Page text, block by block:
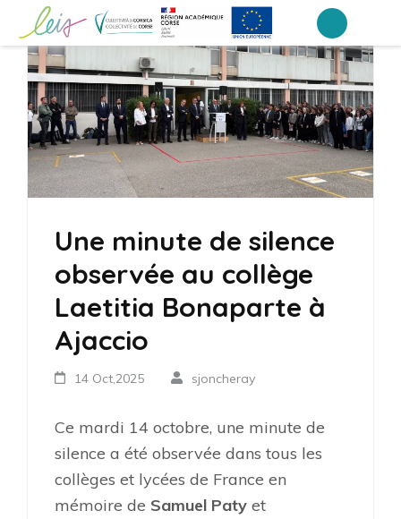
contenu
(Pressez
Entrée)
Collège Laetitia Bonaparte – Ajaccio
Une minute de silence
observée au collège
Laetitia Bonaparte à
Ajaccio
14 Oct,2025 sjoncheray
Ce mardi 14 octobre, une minute de
silence a été observée dans tous les
collèges et lycées de France en
mémoire de Samuel Paty et